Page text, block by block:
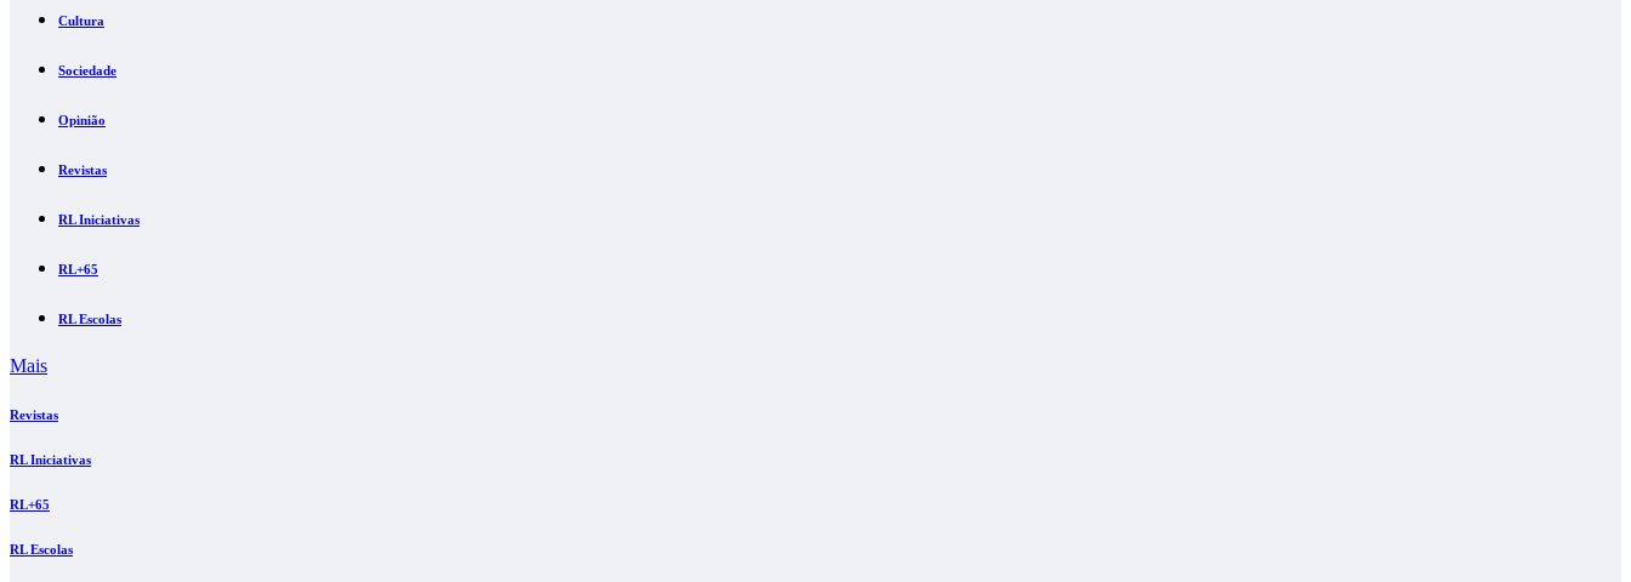
Cultura
Sociedade
Opinião
Revistas
RL Iniciativas
RL+65
RL Escolas
Mais
Revistas
RL Iniciativas
RL+65
RL Escolas